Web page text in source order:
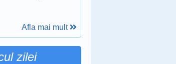
Afla mai mult
zilei